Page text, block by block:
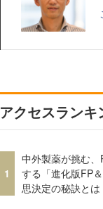
アクセスランキ
1
中外製薬が挑む
する「進化版FP
思決定の秘訣とは